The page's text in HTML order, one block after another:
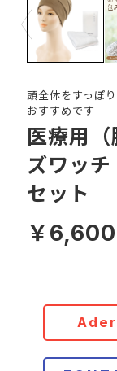
医療用
ズワッ
セット
頭全体をすっぽ
おすすめです
￥6,600